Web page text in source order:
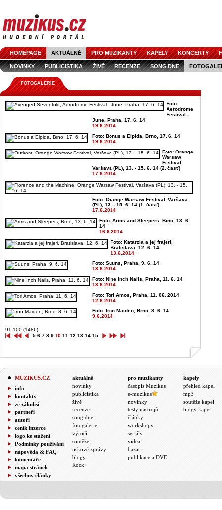
HOMEPAGE AKTUÁLNĚ PRO MUZIKANTY KAPELY KONCERTY
NOVINKY PUBLICISTIKA ŽIVĚ RECENZE SONG DNE
FOTOGALERIE
Foto:
Aerodrome
Festival -
June, Praha, 17. 6. 14
19.6.2014
Foto: Bonus a Elpida, Brno, 17. 6. 14
19.6.2014
Foto: Orange
Warsaw
Festival,
Varšava (PL), 13. - 15. 6. 14 (2. časť)
17.6.2014
Foto: Orange Warsaw Festival, Varšava
(PL), 13. - 15. 6. 14 (1. časť)
17.6.2014
Foto: Arms and Sleepers, Brno, 13. 6.
14
16.6.2014
Foto: Katarzia a jej frajeri,
Bratislava, 12. 6. 14
13.6.2014
Foto: Suuns, Praha, 9. 6. 14
13.6.2014
Foto: Nine Inch Nails, Praha, 11. 6. 14
13.6.2014
Foto: Tori Amos, Praha, 11. 06. 2014
12.6.2014
Foto: Iron Maiden, Brno, 8. 6. 14
9.6.2014
91-100 (1486)
5 6 7 8 9 10 11 12 13 14 15
MUZIKUS.CZ
info
kontakty
ze zákulisí
partneři
autoři
ceník inzerce
logo ke stažení
Podmínky používání
nápověda & FAQ
komentáře
mapa stránek
všechny články
aktuálně
novinky
publicistika
živě
recenze
song dne
fotogalerie
výročí
soutěže
tiskové zprávy
blogy
Rock+
pro muzikanty
časopis Muzikus
e-muzikus
novinky
testy nástrojů
články
workshopy
seriály
videa
bazar
publikace a DVD
kapely
přehled kapel
mp3
soutěže kapel
blogy kapel